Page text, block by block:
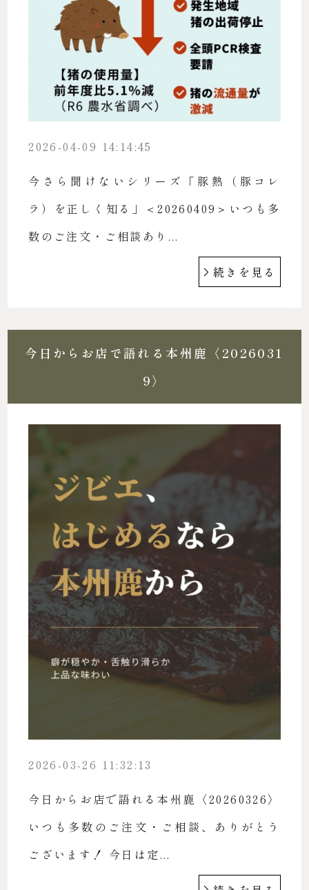
2026-04-09 14:14:45
今さら聞けないシリーズ「豚熱（豚コレ
ラ）を正しく知る」＜20260409＞いつも多
数のご注文・ご相談あり...
続きを見る
今日からお店で語れる本州鹿〈2026031
9〉
2026-03-26 11:32:13
今日からお店で語れる本州鹿〈20260326〉
いつも多数のご注文・ご相談、ありがとう
ございます！ 今日は定...